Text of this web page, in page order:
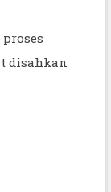
disahkan